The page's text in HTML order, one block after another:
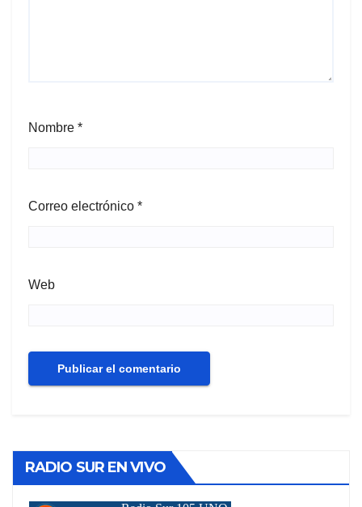
Nombre *
Correo electrónico *
Web
RADIO SUR EN VIVO